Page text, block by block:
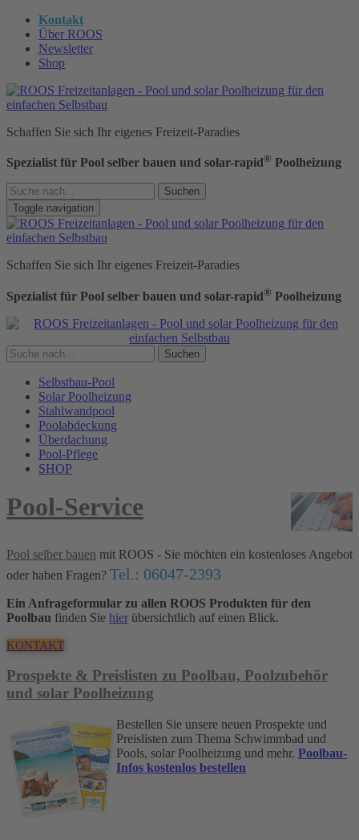
Kontakt
Über ROOS
Newsletter
Shop
Schaffen Sie sich Ihr eigenes Freizeit-Paradies
Spezialist für Pool selber bauen und solar-rapid® Poolheizung
Suchen
Toggle navigation
Schaffen Sie sich Ihr eigenes Freizeit-Paradies
Spezialist für Pool selber bauen und solar-rapid® Poolheizung
Suchen
Selbstbau-Pool
Solar Poolheizung
Stahlwandpool
Poolabdeckung
Überdachung
Pool-Pflege
SHOP
Pool-Service
Pool selber bauen mit ROOS - Sie möchten ein kostenloses Angebot
oder haben Fragen? Tel.: 06047-2393
Ein Anfrageformular zu allen ROOS Produkten für den
Poolbau finden Sie hier übersichtlich auf einen Blick.
KONTAKT
Prospekte & Preislisten zu Poolbau, Poolzubehör
und solar Poolheizung
Bestellen Sie unsere neuen Prospekte und
Preislisten zum Thema Schwimmbad und
Pools, solar Poolheizung und mehr. Poolbau-
Infos kostenlos bestellen